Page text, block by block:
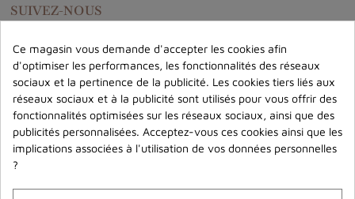
SUIVEZ-NOUS
CONTACTEZ-NOUS
NEWSLETTER
-10% sur votre première commande
Découvrez en avant première nos nouveautés et recevez des offres
exclusives en rejoignant le Club des Petits Dorés !
Ce magasin vous demande d'accepter les cookies afin
d'optimiser les performances, les fonctionnalités des réseaux
sociaux et la pertinence de la publicité. Les cookies tiers liés aux
réseaux sociaux et à la publicité sont utilisés pour vous offrir des
fonctionnalités optimisées sur les réseaux sociaux, ainsi que des
publicités personnalisées. Acceptez-vous ces cookies ainsi que les
implications associées à l'utilisation de vos données personnelles
?